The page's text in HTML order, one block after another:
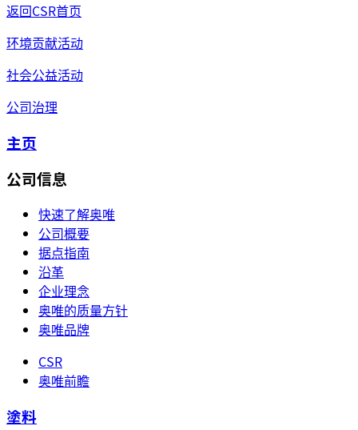
返回CSR首页
环境贡献活动
社会公益活动
公司治理
主页
公司信息
快速了解奥唯
公司概要
据点指南
沿革
企业理念
奥唯的质量方针
奥唯品牌
CSR
奥唯前瞻
塗料